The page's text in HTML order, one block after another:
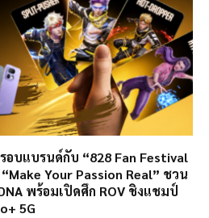
อบแบรนด์กับ “828 Fan Festival
Your Passion Real” ชวน
พร้อมเปิดศึก ROV ชิงแชมป์
5G